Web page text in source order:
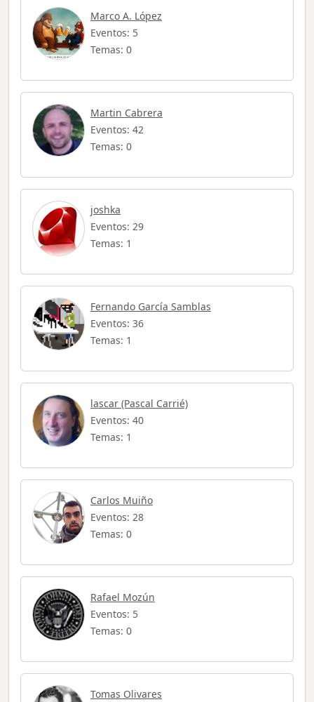
Marco A. López
Eventos: 5
Temas: 0
Martin Cabrera
Eventos: 42
Temas: 0
joshka
Eventos: 29
Temas: 1
Fernando García Samblas
Eventos: 36
Temas: 1
lascar (Pascal Carrié)
Eventos: 40
Temas: 1
Carlos Muiño
Eventos: 28
Temas: 0
Rafael Mozún
Eventos: 5
Temas: 0
Tomas Olivares